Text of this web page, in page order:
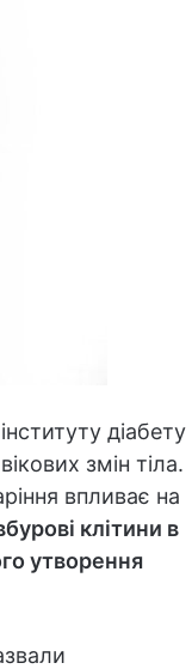
діабету
змін тіла.
впливає на
клітини в
утворення